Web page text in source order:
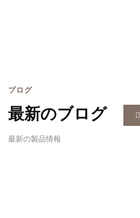
ブログ
最新のブログ
最新の製品情報